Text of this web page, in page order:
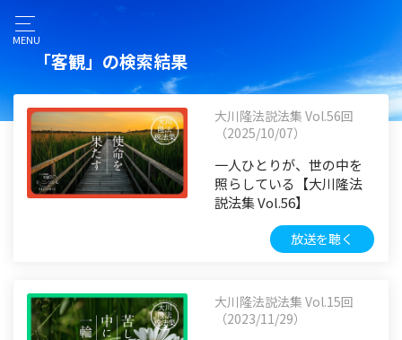
MENU
「客観」の検索結果
大川隆法説法集 Vol.56回
（2025/10/07）
一人ひとりが、世の中を
照らしている【大川隆法
説法集 Vol.56】
放送を聴く
大川隆法説法集 Vol.15回
（2023/11/29）